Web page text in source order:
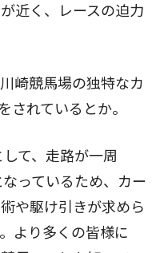
近く、レースの迫力
川崎競馬場の独特なカ
されているとか。
て、走路が一周
っているため、カー
や駆け引きが求めら
より多くの皆様に